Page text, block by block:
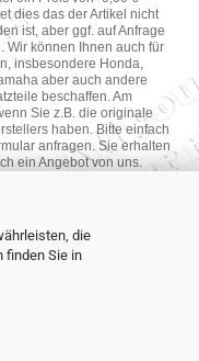
die
finden Sie in
dies das der Artikel nicht
ist, aber ggf. auf Anfrage
Wir können Ihnen auch für
insbesondere Honda,
aber auch andere
beschaffen. Am
Sie z.B. die originale
haben. Bitte einfach
anfragen. Sie erhalten
ein Angebot von uns.